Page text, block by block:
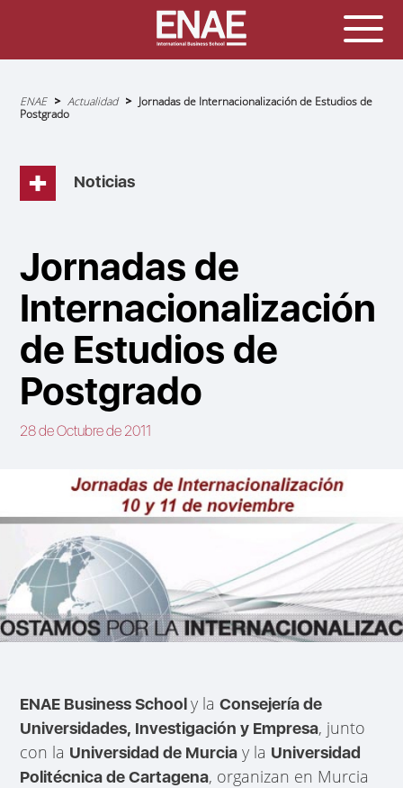
Sobrescribir
enlaces
de
navegación
ENAE Actualidad
Jornadas de Internacionalización de Estudios de
Postgrado
Noticias
Jornadas de
Internacionalización
de Estudios de
Postgrado
28 de Octubre de 2011
ENAE Business Schooly laConsejería de
Universidades, Investigación y Empresa, junto
con la Universidad de Murcia y la Universidad
Politécnica de Cartagena, organizan en Murcia